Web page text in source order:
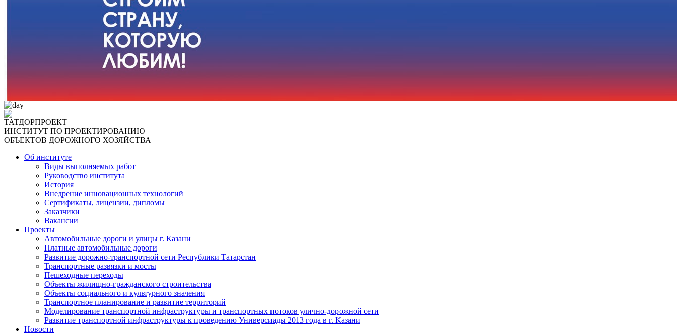
ТАТДОРПРОЕКТ
ИНСТИТУТ ПО ПРОЕКТИРОВАНИЮ
ОБЪЕКТОВ ДОРОЖНОГО ХОЗЯЙСТВА
Об институте
Виды выполняемых работ
Руководство института
История
Внедрение инновационных технологий
Сертификаты, лицензии, дипломы
Заказчики
Вакансии
Проекты
Автомобильные дороги и улицы г. Казани
Платные автомобильные дороги
Развитие дорожно-транспортной сети Республики Татарстан
Транспортные развязки и мосты
Пешеходные переходы
Объекты жилищно-гражданского строительства
Объекты социального и культурного значения
Транспортное планирование и развитие территорий
Моделирование транспортной инфраструктуры и транспортных потоков улично-дорожной сети
Развитие транспортной инфраструктуры к проведению Универсиады 2013 года в г. Казани
Новости